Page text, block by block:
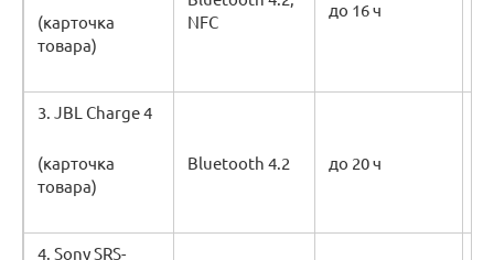
(карточка
товара)
NFC
до 16 ч
3. JBL Charge 4
(карточка
товара)
Bluetooth 4.2 до 20 ч
4. Sony SRS-